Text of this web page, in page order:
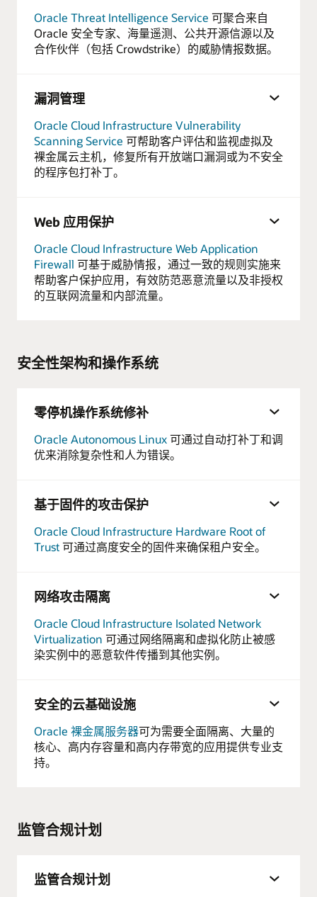
Oracle Threat Intelligence Service 可聚合来自
Oracle 安全专家、海量遥测、公共开源信源以及
合作伙伴（包括 Crowdstrike）的威胁情报数据。
漏洞管理
Oracle Cloud Infrastructure Vulnerability
Scanning Service 可帮助客户评估和监视虚拟及
裸金属云主机，修复所有开放端口漏洞或为不安全
的程序包打补丁。
Web 应用保护
Oracle Cloud Infrastructure Web Application
Firewall 可基于威胁情报，通过一致的规则实施来
帮助客户保护应用，有效防范恶意流量以及非授权
的互联网流量和内部流量。
安全性架构和操作系统
零停机操作系统修补
Oracle Autonomous Linux可通过自动打补丁和调
优来消除复杂性和人为错误。
基于固件的攻击保护
Oracle Cloud Infrastructure Hardware Root of
Trust可通过高度安全的固件来确保租户安全。
网络攻击隔离
Oracle Cloud Infrastructure Isolated Network
Virtualization 可通过网络隔离和虚拟化防止被感
染实例中的恶意软件传播到其他实例。
安全的云基础设施
Oracle 裸金属服务器可为需要全面隔离、大量的
核心、高内存容量和高内存带宽的应用提供专业支
持。
监管合规计划
监管合规计划